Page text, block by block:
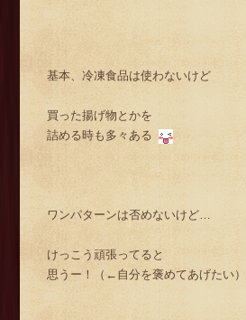
基本、冷凍食品は使わないけど
買った揚げ物とかを
詰める時も多々ある
ワンパターンは否めないけど…
けっこう頑張ってると
思うー！（←自分を褒めてあげたい）